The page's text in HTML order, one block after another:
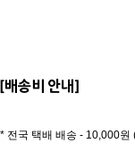
[배송비 안내]
* 전국 택배 배송 - 10,000